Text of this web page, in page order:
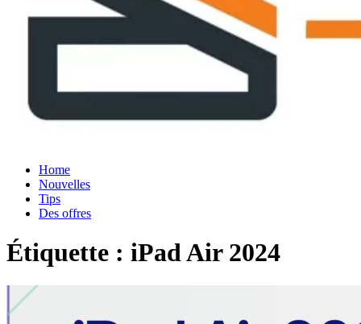
Home
Nouvelles
Tips
Des offres
Étiquette : iPad Air 2024